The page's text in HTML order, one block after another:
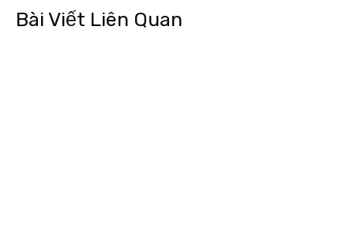
Bài Viết Liên Quan